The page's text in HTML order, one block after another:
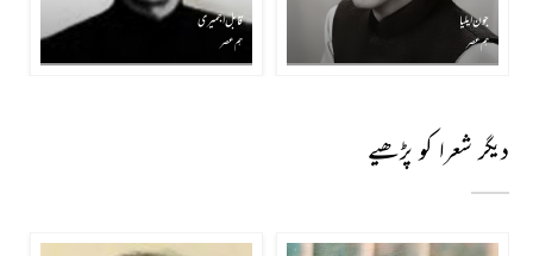
جون ایلیا
ہم عصر
قابل اجمیری
ہم عصر
دیگر شعرا کو پڑھیے